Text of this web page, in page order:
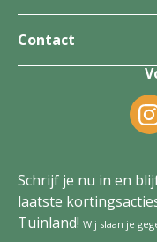
Contact
Schrijf je nu in en
laatste
Tuinland! Wij slaan je